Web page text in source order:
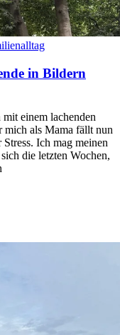
in Bildern
einem lachenden
mich als Mama fällt nun
Ich mag meinen
die letzten Wochen,